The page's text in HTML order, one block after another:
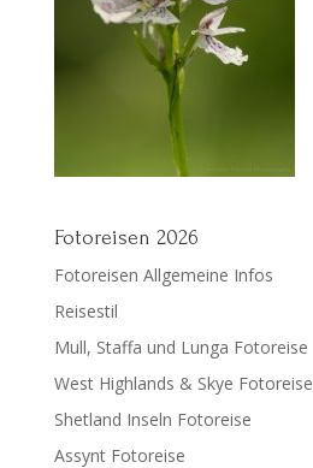
Fotoreisen 2026
Fotoreisen Allgemeine Infos
Reisestil
Mull, Staffa und Lunga Fotoreise
West Highlands & Skye Fotoreise
Shetland Inseln Fotoreise
Assynt Fotoreise